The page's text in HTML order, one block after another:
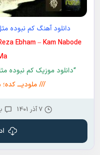
دانلود آهنگ کم نبوده
Ebham – Kam Nabode
“دانلود موزیک کم نبوده
/// ملودیـــ
7 آذر 1401